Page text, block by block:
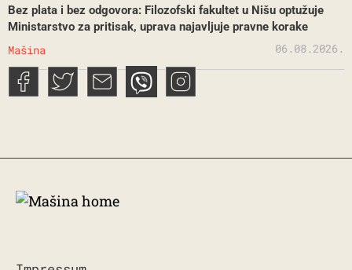
Bez plata i bez odgovora: Filozofski fakultet u Nišu optužuje
Ministarstvo za pritisak, uprava najavljuje pravne korake
Mašina 06.08.2026.